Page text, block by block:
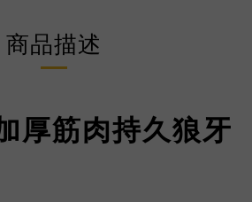
商品描述
厚筋肉持久狼牙